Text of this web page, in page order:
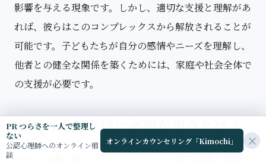
影響を与える現象です。しかし、適切な支援と理解があ
れば、彼らはこのコンプレックスから解放されることが
可能です。子どもたちが自分の感情やニーズを理解し、
他者との健全な関係を築くためには、家庭や社会全体で
の支援が必要です。
未来の介護支援に必要な視点とは？
PR つらさを一人で整理し
ない
公認心理師へのオンライン相
談
オンラインカウンセリング「Kimochi」 ×